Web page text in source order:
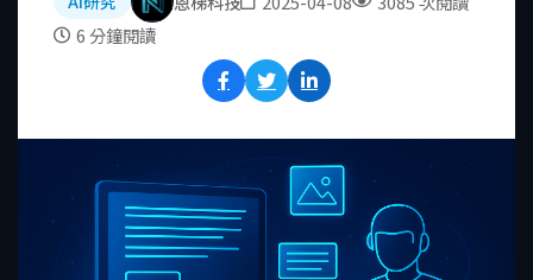
6 分鐘閱讀